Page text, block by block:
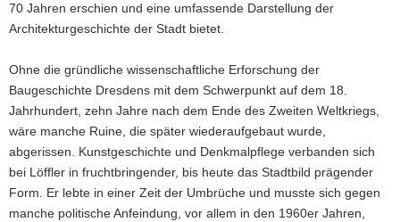
70 Jahren erschien und eine umfassende Darstellung der
Architekturgeschichte der Stadt bietet.
Ohne die gründliche wissenschaftliche Erforschung der
Baugeschichte Dresdens mit dem Schwerpunkt auf dem 18.
Jahrhundert, zehn Jahre nach dem Ende des Zweiten Weltkriegs,
wäre manche Ruine, die später wiederaufgebaut wurde,
abgerissen. Kunstgeschichte und Denkmalpflege verbanden sich
bei Löffler in fruchtbringender, bis heute das Stadtbild prägender
Form. Er lebte in einer Zeit der Umbrüche und musste sich gegen
manche politische Anfeindung, vor allem in den 1960er Jahren,